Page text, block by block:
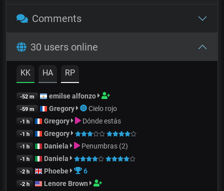
Comments
30 users online
KK HA RP
-52 m emilse alfonzo
-59 m Gregory Cielo rojo
-1 h Gregory Dónde estás
-1 h Gregory
-1 h Daniela Penumbras (2)
-1 h Daniela
-2 h Phoebe 6
-2 h Lenore Brown